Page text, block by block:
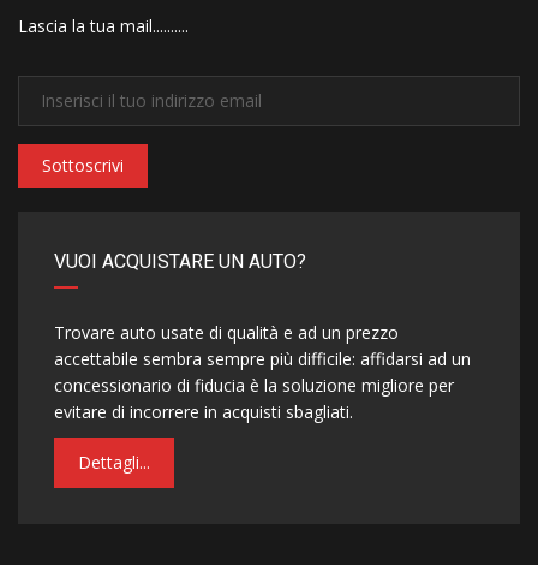
Lascia la tua mail..........
Sottoscrivi
VUOI ACQUISTARE UN AUTO?
Trovare auto usate di qualità e ad un prezzo
accettabile sembra sempre più difficile: affidarsi ad un
concessionario di fiducia è la soluzione migliore per
evitare di incorrere in acquisti sbagliati.
Dettagli...